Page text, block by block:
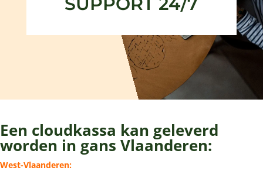
Een cloudkassa kan geleverd
worden in gans Vlaanderen:
West-Vlaanderen: